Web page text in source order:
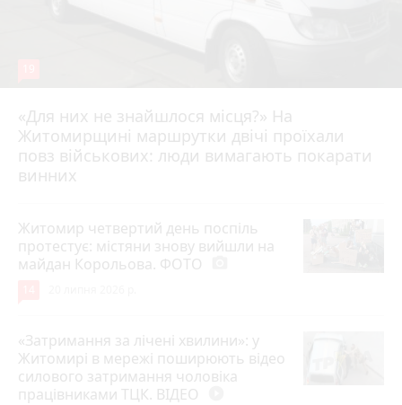
«Для них не знайшлося місця?» На
Житомирщині маршрутки двічі проїхали
повз військових: люди вимагають покарати
винних
17 липня 2026 р.
Житомир четвертий день поспіль
протестує: містяни знову вийшли на
майдан Корольова. ФОТО
«Затримання за лічені хвилини»: у
Житомирі в мережі поширюють відео
силового затримання чоловіка
працівниками ТЦК. ВІДЕО